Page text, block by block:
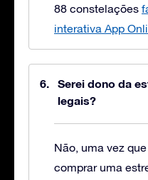
88 constelações
interativa App
Serei dono da
legais?
Não, uma vez
comprar uma